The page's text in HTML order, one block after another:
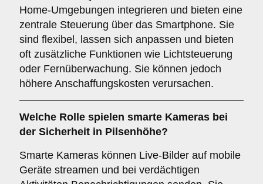
Home-Umgebungen integrieren und bieten eine
zentrale Steuerung über das Smartphone. Sie
sind flexibel, lassen sich anpassen und bieten
oft zusätzliche Funktionen wie Lichtsteuerung
oder Fernüberwachung. Sie können jedoch
höhere Anschaffungskosten verursachen.
Welche Rolle spielen smarte Kameras bei
der Sicherheit in Pilsenhöhe?
Smarte Kameras können Live-Bilder auf mobile
Geräte streamen und bei verdächtigen